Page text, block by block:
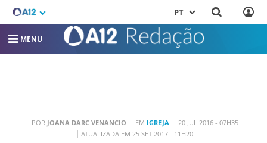
PT
MENU
POR JOANA DARC VENANCIO EM IGREJA
20 JUL 2016 - 07H35
ATUALIZADA EM 25 SET 2017 - 11H20